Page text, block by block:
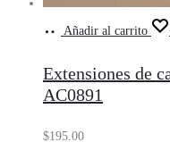
Añadir al carrito
Extensiones de
AC0891
$195.00